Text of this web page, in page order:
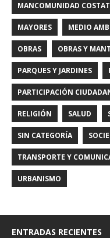
MANCOMUNIDAD
MAYORES MEDIO
OBRAS OBRAS Y
PARQUES Y JARDINES
PARTICIPACIÓN
RELIGIÓN SALUD
SIN CATEGORÍA
TRANSPORTE Y
URBANISMO
ENTRADAS RECIENTES